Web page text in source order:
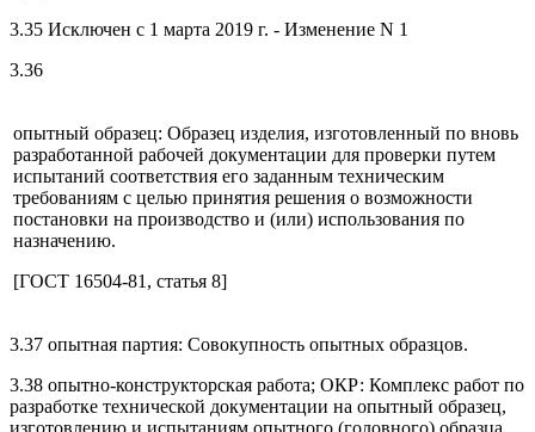
3.35 Исключен с 1 марта 2019 г. - Изменение N 1
3.36
опытный образец: Образец изделия, изготовленный по вновь
разработанной рабочей документации для проверки путем
испытаний соответствия его заданным техническим
требованиям с целью принятия решения о возможности
постановки на производство и (или) использования по
назначению.
[ГОСТ 16504-81, статья 8]
3.37 опытная партия: Совокупность опытных образцов.
3.38 опытно-конструкторская работа; ОКР: Комплекс работ по
разработке технической документации на опытный образец,
изготовлению и испытаниям опытного (головного) образца